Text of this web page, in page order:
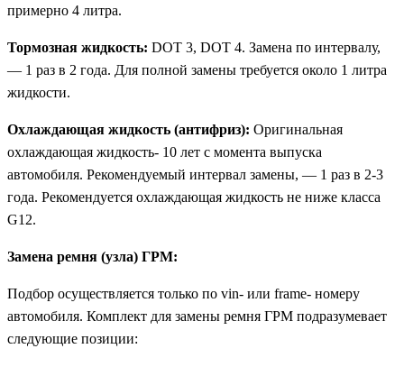
примерно 4 литра.
Тормозная жидкость: DOT 3, DOT 4. Замена по интервалу,
— 1 раз в 2 года. Для полной замены требуется около 1 литра
жидкости.
Охлаждающая жидкость (антифриз): Оригинальная
охлаждающая жидкость- 10 лет с момента выпуска
автомобиля. Рекомендуемый интервал замены, — 1 раз в 2-3
года. Рекомендуется охлаждающая жидкость не ниже класса
G12.
Замена ремня (узла) ГРМ:
Подбор осуществляется только по vin- или frame- номеру
автомобиля. Комплект для замены ремня ГРМ подразумевает
следующие позиции: